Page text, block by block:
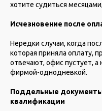
хотите судиться
Исчезновение после
Нередки случаи, когда
которая приняла оплату,
отвечают, офис пустует,
фирмой-однодневкой.
Поддельные
квалификации